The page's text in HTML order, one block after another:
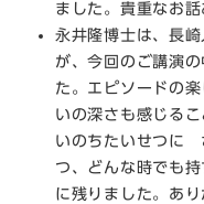
ました。貴重なお話
永井隆博士は、長
が、今回のご講演
た。エピソードの
いの深さも感じる
いのちたいせつに
つ、どんな時でも
に残りました。あり